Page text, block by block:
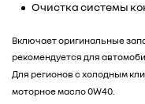
Очистка системы
Включает оригинальные
рекомендуется для
Для регионов с холодным
моторное масло 0W40.